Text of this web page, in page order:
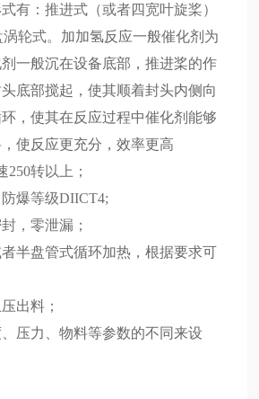
有：推进式（或者四宽叶旋桨）
轮式。 加加氢反应一般催化剂为
一般沉在设备底部，推进桨的作
底部搅起，使其顺着封头内侧向
环，使其在反应过程中催化剂能够
使反应更充分，效率更高
250转以上；
爆等级DIICT4;
，零泄漏；
半盘管式循环加热 ，根据要求可
出料；
压力、物料等参数的不同来设